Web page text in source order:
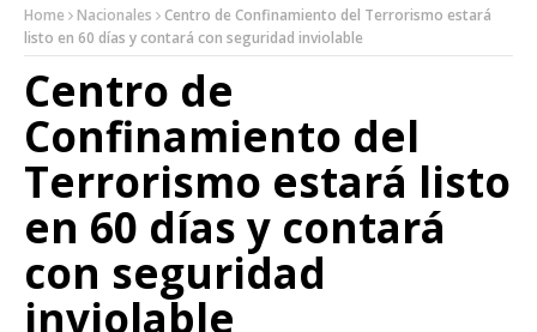
Home Nacionales
Centro de Confinamiento del Terrorismo estará
listo en 60 días y contará con seguridad inviolable
Centro de
Confinamiento del
Terrorismo estará listo
en 60 días y contará
con seguridad
inviolable